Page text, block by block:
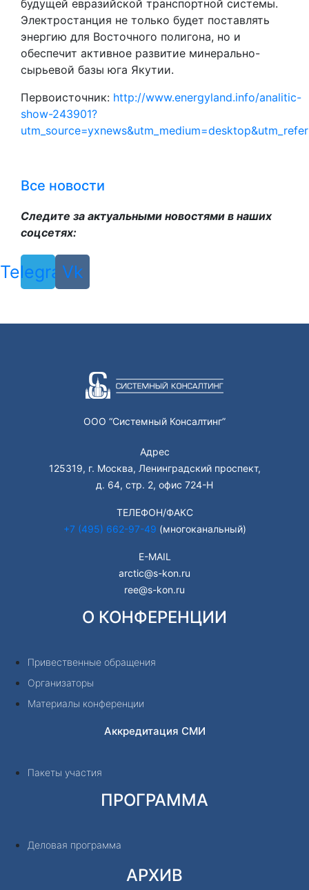
будущей евразийской транспортной системы.
Электростанция не только будет поставлять
энергию для Восточного полигона, но и
обеспечит активное развитие минерально-
сырьевой базы юга Якутии.
Первоисточник: http://www.energyland.info/analitic-
show-243901?
Все новости
Следите за актуальными новостями в наших
соцсетях:
Telegram
Vk
ООО “Системный Консалтинг”
Адрес
125319, г. Москва, Ленинградский проспект,
д. 64, стр. 2, офис 724-Н
ТЕЛЕФОН/ФАКС
+7 (495) 662-97-49 (многоканальный)
E-MAIL
arctic@s-kon.ru
ree@s-kon.ru
О КОНФЕРЕНЦИИ
Привественные обращения
Организаторы
Материалы конференции
Аккредитация СМИ
Пакеты участия
ПРОГРАММА
Деловая программа
АРХИВ